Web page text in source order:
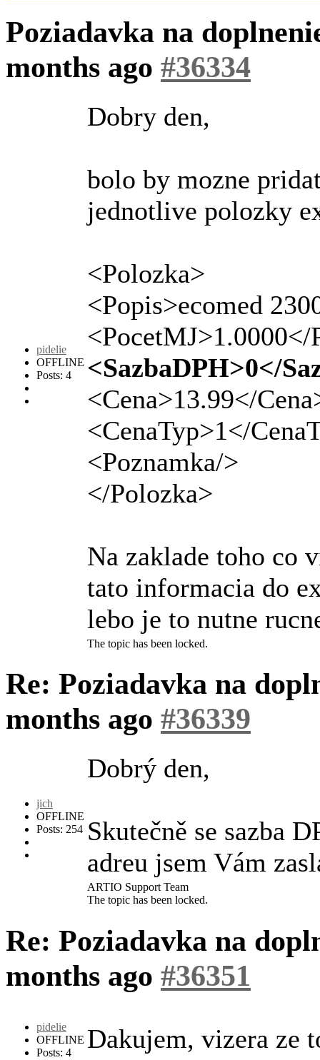
Poziadavka na
months ago #36334
pidelie
OFFLINE
Posts: 4
Dobry den,
bolo by mozne
jednotlive polozky
<Polozka>
<Popis>ecomed
<PocetMJ>1.0000</
<SazbaDPH>0</
<Cena>13.99</
<CenaTyp>1</
<Poznamka/>
</Polozka>
Na zaklade toho co
tato informacia do
lebo je to nutne
The topic has been locked.
Re: Poziadavka na
months ago #36339
jich
OFFLINE
Posts: 254
Dobrý den,
Skutečně se sazba
adreu jsem Vám
ARTIO Support Team
The topic has been locked.
Re: Poziadavka na
months ago #36351
pidelie
OFFLINE
Posts: 4
Dakujem, vizera ze